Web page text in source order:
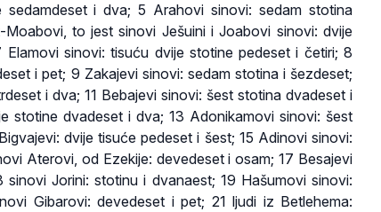
i dva; 5 Arahovi sinovi: sedam stotina
to jest sinovi Ješuini i Joabovi sinovi: dvije
sinovi: tisuću dvije stotine pedeset i četiri; 8
i pet; 9 Zakajevi sinovi: sedam stotina i šezdeset;
i dva; 11 Bebajevi sinovi: šest stotina dvadeset i
stotine dvadeset i dva; 13 Adonikamovi sinovi: šest
dvije tisuće pedeset i šest; 15 Adinovi sinovi:
Aterovi, od Ezekije: devedeset i osam; 17 Besajevi
Jorini: stotinu i dvanaest; 19 Hašumovi sinovi:
Gibarovi: devedeset i pet; 21 ljudi iz Betlehema: